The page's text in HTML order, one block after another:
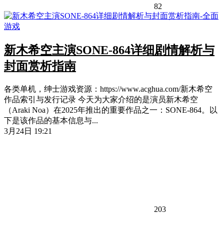
82
新木希空主演SONE-864详细剧情解析与
封面赏析指南
各类单机，绅士游戏资源：https://www.acghua.com/新木希空
作品索引与发行记录 今天为大家介绍的是演员新木希空
（Araki Noa）在2025年推出的重要作品之一：SONE-864。以
下是该作品的基本信息与...
3月24日 19:21
203